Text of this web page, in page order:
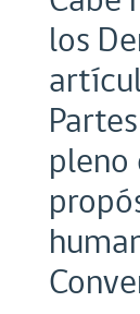
los